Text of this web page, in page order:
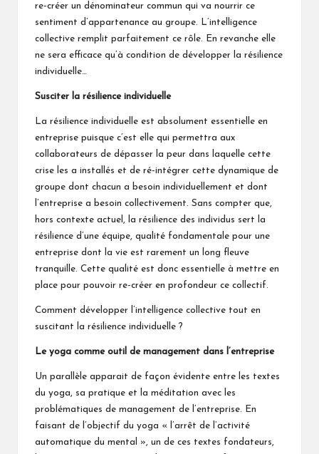
re-créer un dénominateur commun qui va nourrir ce
sentiment d’appartenance au groupe. L’intelligence
collective remplit parfaitement ce rôle. En revanche elle
ne sera efficace qu’à condition de développer la résilience
individuelle…
Susciter la résilience individuelle
La résilience individuelle est absolument essentielle en
entreprise puisque c’est elle qui permettra aux
collaborateurs de dépasser la peur dans laquelle cette
crise les a installés et de ré-intégrer cette dynamique de
groupe dont chacun a besoin individuellement et dont
l’entreprise a besoin collectivement. Sans compter que,
hors contexte actuel, la résilience des individus sert la
résilience d’une équipe, qualité fondamentale pour une
entreprise dont la vie est rarement un long fleuve
tranquille. Cette qualité est donc essentielle à mettre en
place pour pouvoir re-créer en profondeur ce collectif.
Comment développer l’intelligence collective tout en
suscitant la résilience individuelle ?
Le yoga comme outil de management dans l’entreprise
Un parallèle apparait de façon évidente entre les textes
du yoga, sa pratique et la méditation avec les
problématiques de management de l’entreprise. En
faisant de l’objectif du yoga « l’arrêt de l’activité
automatique du mental », un de ces textes fondateurs,